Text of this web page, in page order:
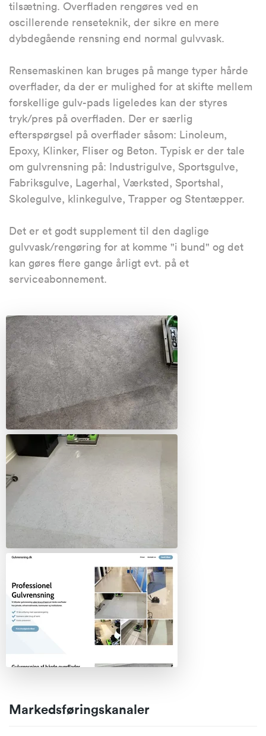
tilsætning. Overfladen rengøres ved en
oscillerende renseteknik, der sikre en mere
dybdegående rensning end normal gulvvask.
Rensemaskinen kan bruges på mange typer hårde
overflader, da der er mulighed for at skifte mellem
forskellige gulv-pads ligeledes kan der styres
tryk/pres på overfladen. Der er særlig
efterspørgsel på overflader såsom: Linoleum,
Epoxy, Klinker, Fliser og Beton. Typisk er der tale
om gulvrensning på: Industrigulve, Sportsgulve,
Fabriksgulve, Lagerhal, Værksted, Sportshal,
Skolegulve, klinkegulve, Trapper og Stentæpper.
Det er et godt supplement til den daglige
gulvvask/rengøring for at komme "i bund" og det
kan gøres flere gange årligt evt. på et
serviceabonnement.
Markedsføringskanaler